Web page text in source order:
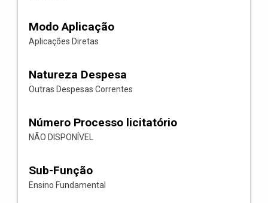
Modo Aplicação
Aplicações Diretas
Natureza Despesa
Outras Despesas Correntes
Número Processo licitatório
NÃO DISPONÍVEL
Sub-Função
Ensino Fundamental